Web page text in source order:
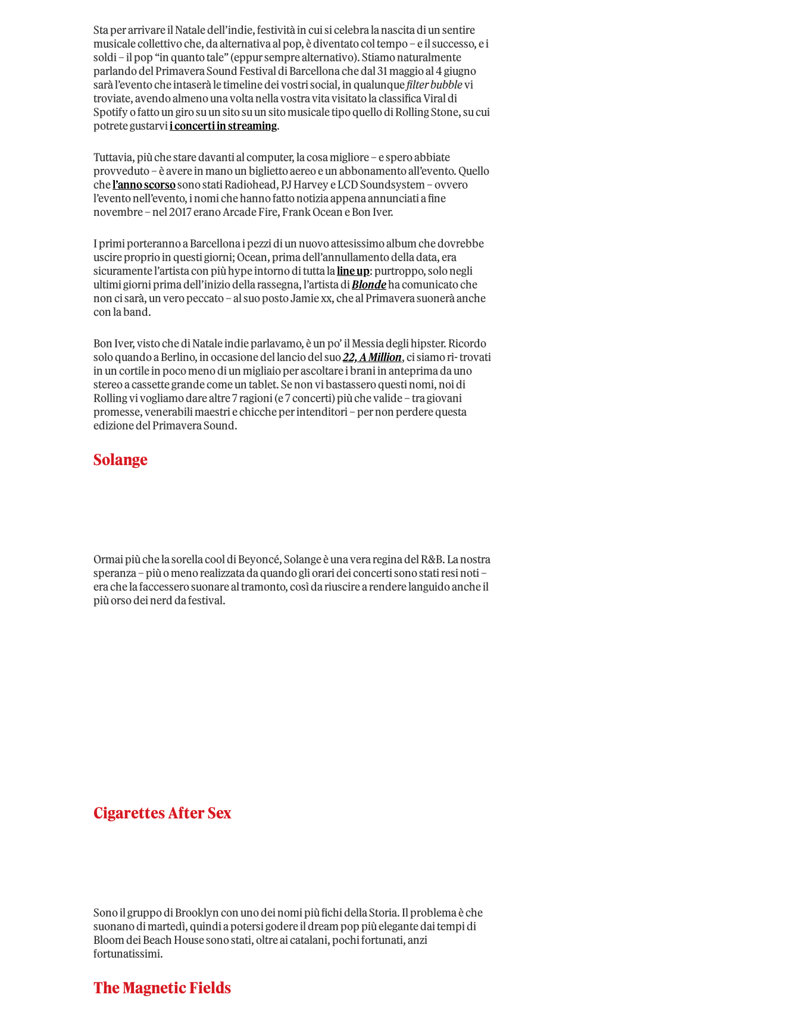
Sta per arrivare il Natale dell’indie, festività in cui si celebra la nascita di un sentire
musicale collettivo che, da alternativa al pop, è diventato col tempo – e il successo, e i
soldi – il pop “in quanto tale” (eppur sempre alternativo). Stiamo naturalmente
parlando del Primavera Sound Festival di Barcellona che dal 31 maggio al 4 giugno
sarà l’evento che intaserà le timeline dei vostri social, in qualunquefilter bubblevi
troviate, avendo almeno una volta nella vostra vita visitato la classifica Viral di
Spotify o fatto un giro su un sito su un sito musicale tipo quello di Rolling Stone, su cui
potrete gustarvii concerti in streaming.
Tuttavia, più che stare davanti al computer, la cosa migliore – e spero abbiate
provveduto – è avere in mano un biglietto aereo e un abbonamento all’evento. Quello
chel’anno scorsosono stati Radiohead, PJ Harvey e LCD Soundsystem – ovvero
l’evento nell’evento, i nomi che hanno fatto notizia appena annunciati a fine
novembre – nel 2017 erano Arcade Fire, Frank Ocean e Bon Iver.
I primi porteranno a Barcellona i pezzi di un nuovo attesissimo album che dovrebbe
uscire proprio in questi giorni; Ocean, prima dell’annullamento della data, era
sicuramente l’artista con più hype intorno di tutta laline up: purtroppo, solo negli
ultimi giorni prima dell’inizio della rassegna, l’artista diBlondeha comunicato che
non ci sarà, un vero peccato – al suo posto Jamie xx, che al Primavera suonerà anche
con la band.
Bon Iver, visto che di Natale indie parlavamo, è un po’ il Messia degli hipster. Ricordo
solo quando a Berlino, in occasione del lancio del suo22, A Million, ci siamo ri- trovati
in un cortile in poco meno di un migliaio per ascoltare i brani in anteprima da uno
stereo a cassette grande come un tablet. Se non vi bastassero questi nomi, noi di
Rolling vi vogliamo dare altre 7 ragioni (e 7 concerti) più che valide – tra giovani
promesse, venerabili maestri e chicche per intenditori – per non perdere questa
edizione del Primavera Sound.
Solange
Ormai più che la sorella cool di Beyoncé, Solange è una vera regina del R&B. La nostra
speranza – più o meno realizzata da quando gli orari dei concerti sono stati resi noti –
era che la faccessero suonare al tramonto, così da riuscire a rendere languido anche il
più orso dei nerd da festival.
Cigarettes After Sex
Sono il gruppo di Brooklyn con uno dei nomi più fichi della Storia. Il problema è che
suonano di martedì, quindi a potersi godere il dream pop più elegante dai tempi di
Bloom dei Beach House sono stati, oltre ai catalani, pochi fortunati, anzi
fortunatissimi.
The Magnetic Fields